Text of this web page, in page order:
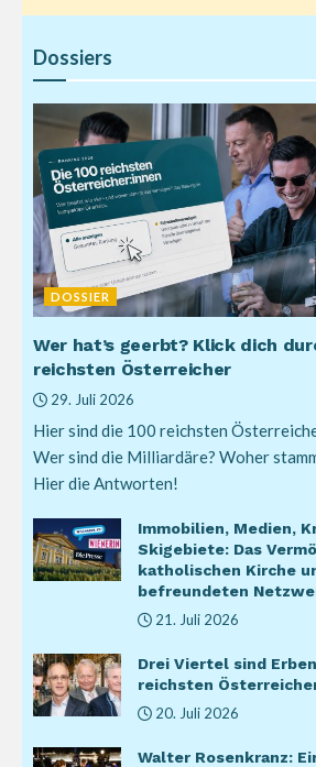
Dossiers
DOSSIER
Wer hat’s geerbt? Klick dich
reichsten Österreicher
29. Juli 2026
Hier sind die 100 reichsten
Wer sind die Milliardäre? Woher
Hier die Antworten!
Immobilien, Medien,
Skigebiete: Das
katholischen Kirche
befreundeten
21. Juli 2026
Drei Viertel sind
reichsten
20. Juli 2026
Walter Rosenkranz: